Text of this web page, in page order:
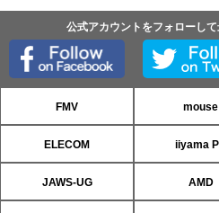
公式アカウントをフォローし
FMV mouse
ELECOM iiyama
JAWS-UG AMD